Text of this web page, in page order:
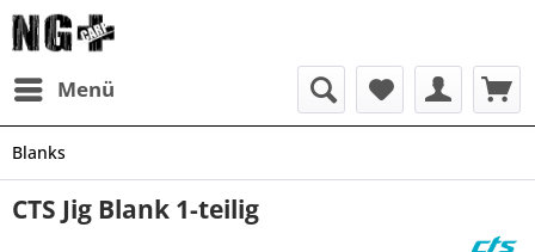
Menü
Blanks
CTS Jig Blank 1-teilig